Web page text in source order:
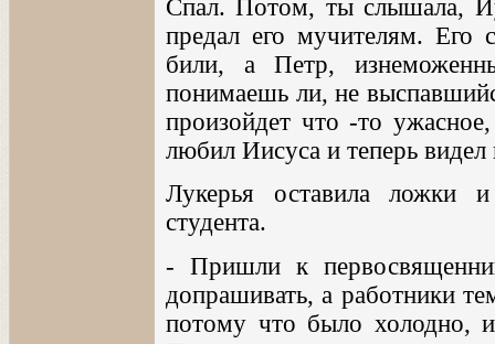
Спал. Потом, ты слышала,
предал его мучителям. Его
били, а Петр,
понимаешь ли, не
произойдет что -то
любил Иисуса и теперь видел
Лукерья оставила ложки
студента.
- Пришли к
допрашивать, а работники
потому что было холодно,